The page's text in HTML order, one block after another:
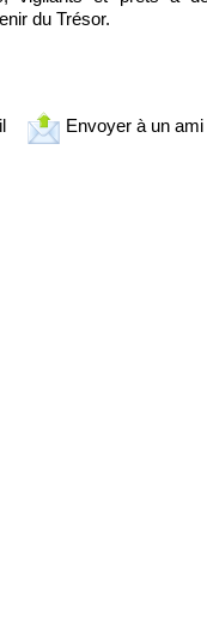
du Trésor.
Envoyer à un ami